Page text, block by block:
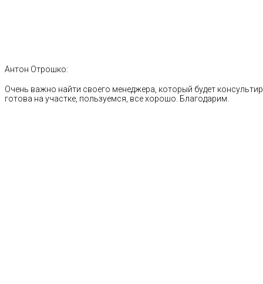
Антон Отрошко:
Очень важно найти своего менеджера, который будет
готова на участке, пользуемся, все хорошо. Благодарим.